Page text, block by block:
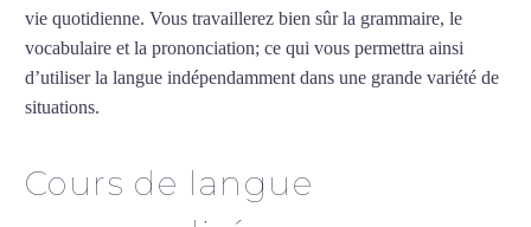
vie quotidienne. Vous travaillerez bien sûr la grammaire, le
vocabulaire et la prononciation; ce qui vous permettra ainsi
d’utiliser la langue indépendamment dans une grande variété de
situations.
Cours de langue